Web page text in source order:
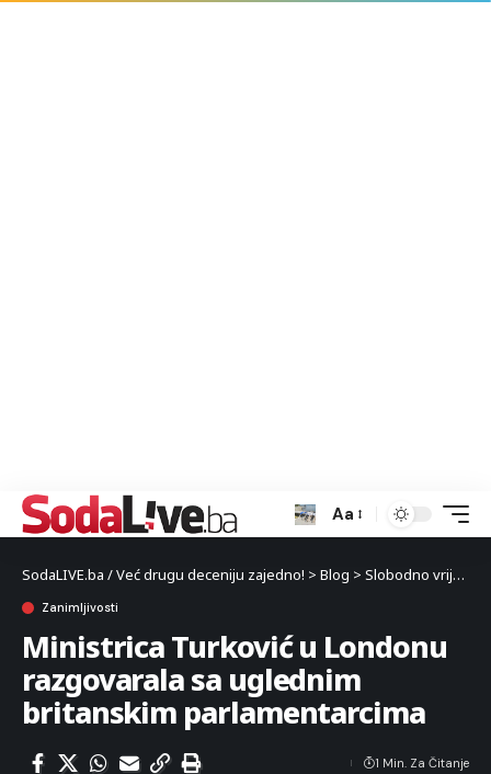
Aa
SodaLIVE.ba / Već drugu deceniju zajedno! > Blog > Slobodno vrijeme
Zanimljivosti
Ministrica Turković u Londonu
razgovarala sa uglednim
britanskim parlamentarcima
1 Min. Za Čitanje